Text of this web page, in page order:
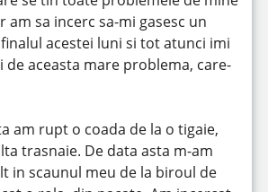
am sa incerc sa-mi gasesc un
acestei luni si tot atunci imi
de aceasta mare problema, care-
am rupt o coada de la o tigaie,
trasnaie. De data asta m-am
in scaunul meu de la biroul de